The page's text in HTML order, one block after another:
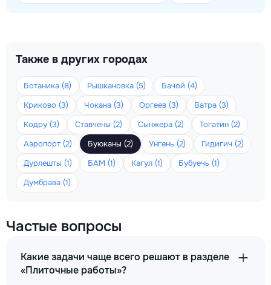
Также в других городах
Ботаника (8) Рышкановка (5)
Бачой (4)
Криково (3)
Чокана (3) Оргеев (3)
Ватра (3)
Кодру (3)
Ставчены (2) Сынжера (2)
Тогатин (2)
Аэропорт (2)
Буюканы (2) Унгень (2)
Гидигич (2)
Дурлешты (1)
БАМ (1) Кагул (1)
Бубуечь (1)
Думбрава (1)
Частые вопросы
Какие задачи чаще всего решают в разделе
«Плиточные работы»?